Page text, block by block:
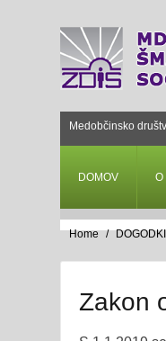
Medobčinsko
DOMOV O
Home DOGODKI
Zakon